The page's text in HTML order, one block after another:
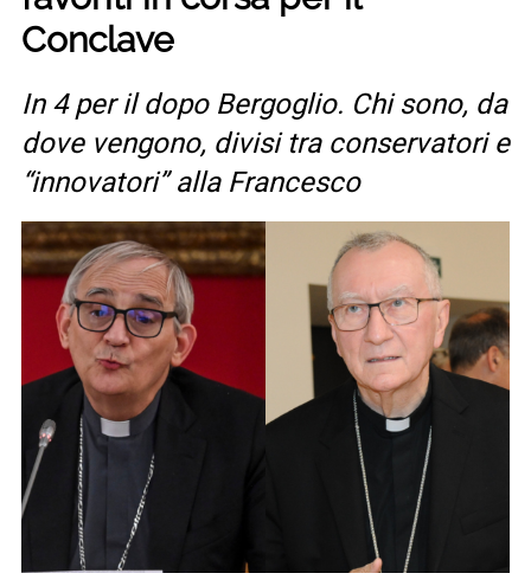
Conclave
In 4 per il dopo Bergoglio. Chi sono, da
dove vengono, divisi tra conservatori e
“innovatori” alla Francesco